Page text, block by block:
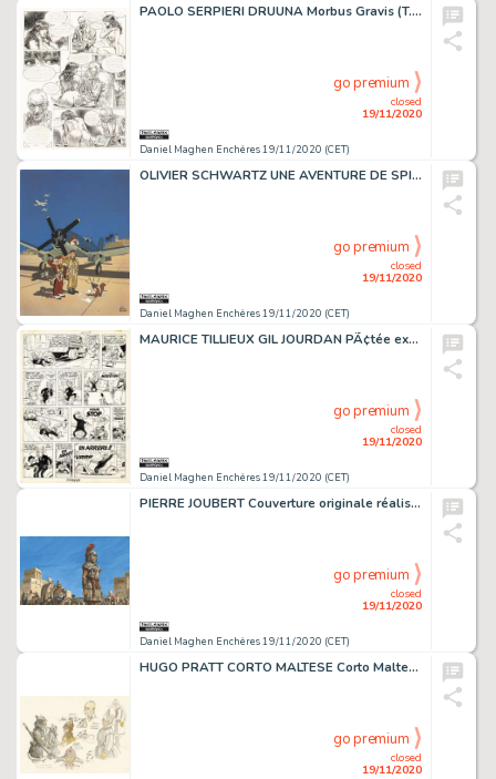
PAOLO SERPIERI DRUUNA Morbus Gravis (T.1), Bagheera 1990 Planche originale n° 45....
Daniel Maghen Enchères 19/11/2020 (CET)
closed
19/11/2020
go premium
OLIVIER SCHWARTZ UNE AVENTURE DE SPIROU ET FANTASIO Illustration originale réalisée...
Daniel Maghen Enchères 19/11/2020 (CET)
closed
19/11/2020
go premium
MAURICE TILLIEUX GIL JOURDAN PÃ¢tée explosive (T.12), Dupuis 1971 Planche originale...
Daniel Maghen Enchères 19/11/2020 (CET)
closed
19/11/2020
go premium
PIERRE JOUBERT Couverture originale réalisée pour le roman Le Témoin de la neuvième...
Daniel Maghen Enchères 19/11/2020 (CET)
closed
19/11/2020
go premium
HUGO PRATT CORTO MALTESE Corto Maltese en Sibérie (T.4), Casterman 1982 Illustration...
closed
19/11/2020
go premium